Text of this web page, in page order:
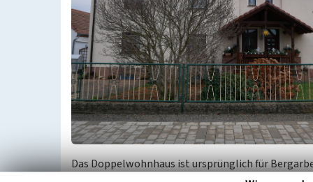
Das Doppelwohnhaus ist ursprünglich für